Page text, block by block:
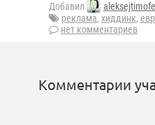
Добавил
реклама, хиддинк,
нет комментариев
Комментарии